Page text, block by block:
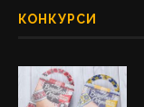
КОНКУРСИ